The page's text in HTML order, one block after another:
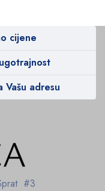
cijene
adresu
#3